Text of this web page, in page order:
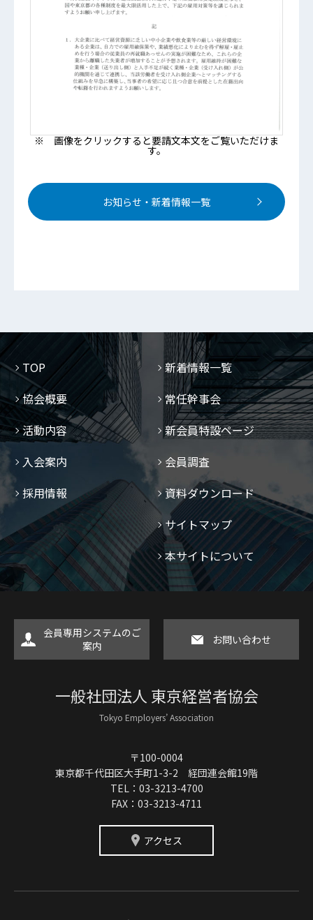
※ 画像をクリックすると要請文本文をご覧いただけま
す。
お知らせ・新着情報一覧
TOP
協会概要
活動内容
入会案内
採用情報
新着情報一覧
常任幹事会
新会員特設ページ
会員調査
資料ダウンロード
サイトマップ
本サイトについて
会員専用システムのご
案内
お問い合わせ
一般社団法人 東京経営者協会
Tokyo Employers’ Association
〒100-0004
東京都千代田区大手町1-3-2 経団連会館19階
TEL：03-3213-4700
FAX：03-3213-4711
アクセス